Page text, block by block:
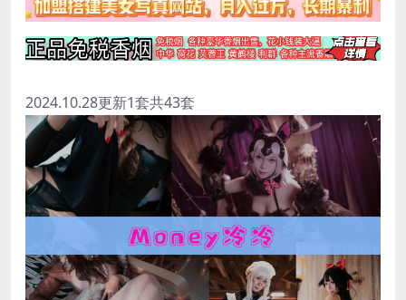
2024.10.28更新1套共43套